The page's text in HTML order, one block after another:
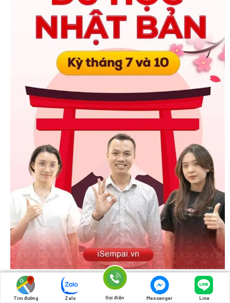
Tìm đường Zalo Gọi điện Messenger Line